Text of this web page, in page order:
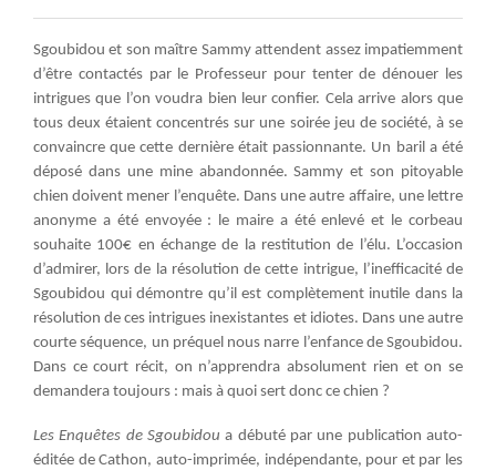
Sgoubidou et son maître Sammy attendent assez impatiemment
d’être contactés par le Professeur pour tenter de dénouer les
intrigues que l’on voudra bien leur confier. Cela arrive alors que
tous deux étaient concentrés sur une soirée jeu de société, à se
convaincre que cette dernière était passionnante. Un baril a été
déposé dans une mine abandonnée. Sammy et son pitoyable
chien doivent mener l’enquête. Dans une autre affaire, une lettre
anonyme a été envoyée : le maire a été enlevé et le corbeau
souhaite 100€ en échange de la restitution de l’élu. L’occasion
d’admirer, lors de la résolution de cette intrigue, l’inefficacité de
Sgoubidou qui démontre qu’il est complètement inutile dans la
résolution de ces intrigues inexistantes et idiotes. Dans une autre
courte séquence, un préquel nous narre l’enfance de Sgoubidou.
Dans ce court récit, on n’apprendra absolument rien et on se
demandera toujours : mais à quoi sert donc ce chien ?
Les Enquêtes de Sgoubidou a débuté par une publication auto-
éditée de Cathon, auto-imprimée, indépendante, pour et par les